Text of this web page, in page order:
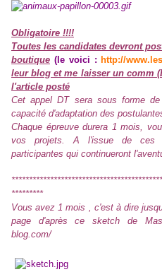
Obligatoire !!!!
Toutes les candidates devront
boutique (le voici : http://
leur blog et me laisser un comm
l'article posté
Cet appel DT sera sous forme
capacité d'adaptation des
Chaque épreuve durera 1 mois,
vos projets. A l'issue de ces
participantes qui continueront
*********
Vous avez 1 mois , c'est à dire
page d'après ce sketch de
blog.com/